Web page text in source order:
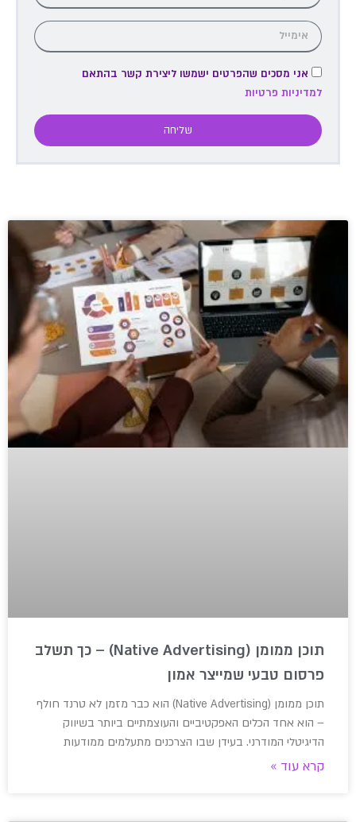
אני מסכים שהפרטים ישמשו ליצירת קשר בהתאם
למדיניות פרטיות
שליחה
תוכן ממומן (Native Advertising) – כך תשלב
פרסום טבעי שמייצר אמון
תוכן ממומן (Native Advertising) הוא כבר מזמן לא טרנד חולף
– הוא אחד הכלים האפקטיביים והעוצמתיים ביותר בשיווק
הדיגיטלי המודרני. בעידן שבו הצרכנים מתעלמים ממודעות
קרא עוד »